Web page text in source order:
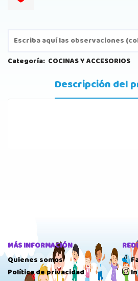
Categoría: COCINAS Y ACCESORIOS
Descripción del
MÁS INFORMACIÓN
Quienes somos
Política de privacidad